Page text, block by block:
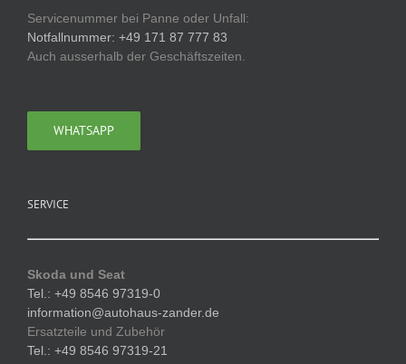
Servicenummer bei Panne oder Unfall:
Notfallnummer: +49 171 87 777 83
Auch ausserhalb der Geschäftszeiten.
WHATSAPP
SERVICE
Skoda und Seat
Tel.: +49 8546 97319-0
information@autohaus-zander.de
Ersatzteile und Zubehör
Tel.: +49 8546 97319-21